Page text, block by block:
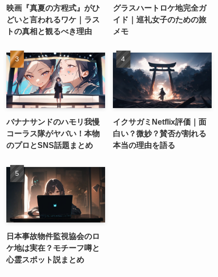
映画『真夏の方程式』がひ
どいと言われるワケ｜ラス
トの真相と観るべき理由
グラスハートロケ地完全ガ
イド｜巡礼女子のための旅
メモ
バナナサンドのハモリ我慢
コーラス隊がヤバい！本物
のプロとSNS話題まとめ
イクサガミNetflix評価｜面
白い？微妙？賛否が割れる
本当の理由を語る
日本事故物件監視協会のロ
ケ地は実在？モチーフ噂と
心霊スポット説まとめ